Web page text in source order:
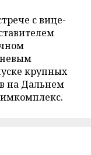
с вице-
крупных
на Дальнем